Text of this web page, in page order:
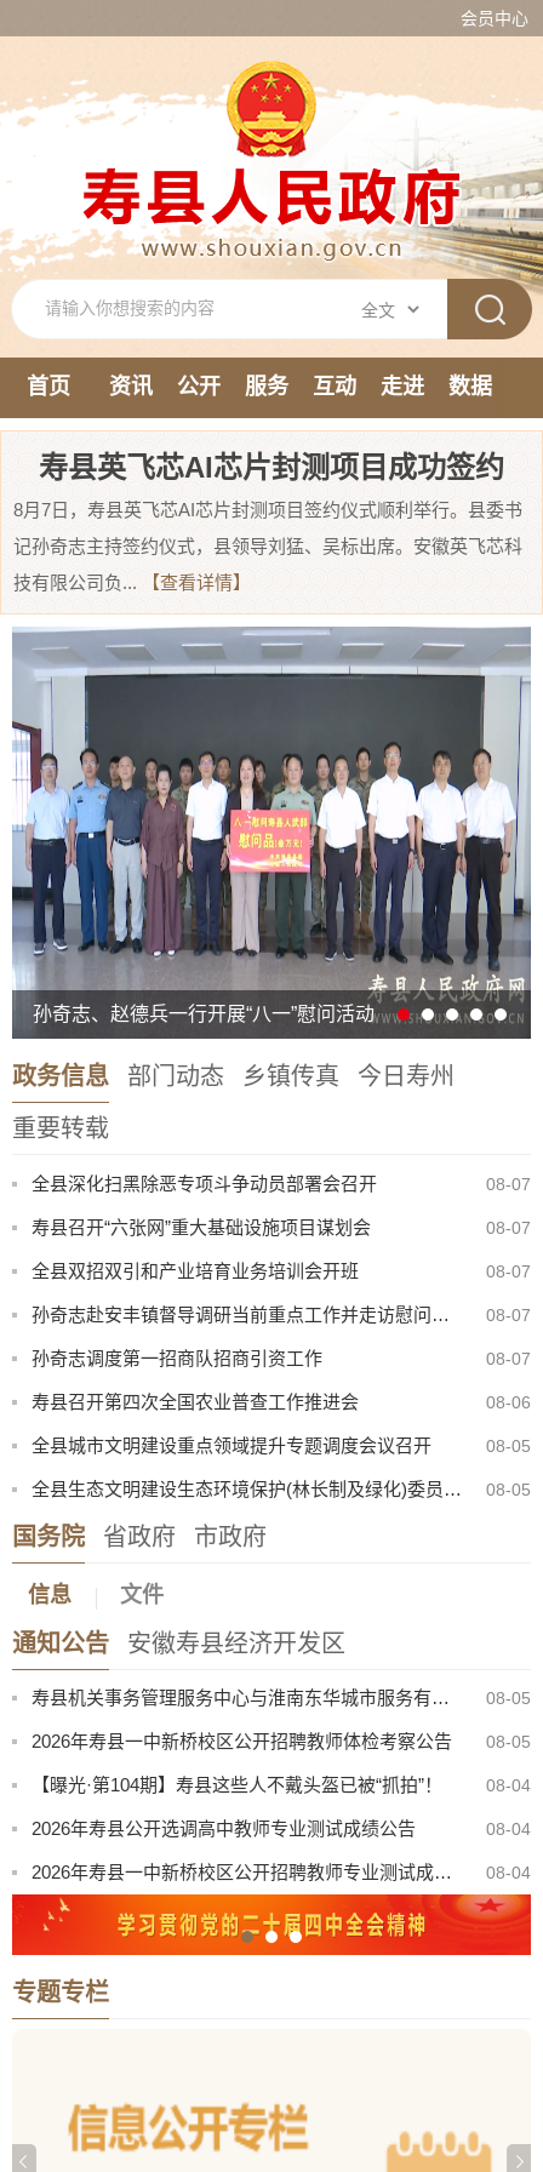
会员中心
首页 资讯 公开 服务 互动 走进
数据
新媒体
寿县英飞芯AI芯片封测项目成功签约
8月7日，寿县英飞芯AI芯片封测项目签约仪式顺利举行。县委书
记孙奇志主持签约仪式，县领导刘猛、吴标出席。安徽英飞芯科
技有限公司负...
【查看详情】
孙奇志、赵德兵一行开展“八一”慰问活动
政务信息 部门动态 乡镇传真
今日寿州
重要转载
全县深化扫黑除恶专项斗争动员部署会召开 08-07
寿县召开“六张网”重大基础设施项目谋划会 08-07
全县双招双引和产业培育业务培训会开班 08-07
孙奇志赴安丰镇督导调研当前重点工作并走访慰问特困家庭 08-07
孙奇志调度第一招商队招商引资工作 08-07
寿县召开第四次全国农业普查工作推进会 08-06
全县城市文明建设重点领域提升专题调度会议召开 08-05
全县生态文明建设生态环境保护(林长制及绿化)委员会2026年第二次会议召开 08-05
国务院 省政府 市政府
信息 文件
通知公告 安徽寿县经济开发区
八月卫生防病提示：酷暑炎夏，筑牢健康防线
寿县中医院康复楼外加电梯处置（二次）谈判公告
寿县机关事务管理服务中心与淮南东华城市服务有限公司联合公开招聘物业服务工作人员公告 08-05
2026年寿县一中新桥校区公开招聘教师体检考察公告 08-05
【曝光·第104期】寿县这些人不戴头盔已被“抓拍”！ 08-04
2026年寿县公开选调高中教师专业测试成绩公告 08-04
2026年寿县一中新桥校区公开招聘教师专业测试成绩公告 08-04
“寿州古城杯”寿县第三届青歌赛决赛公告 08-03
关于召开寿县珍珠泉、淮南王墓景点门票听证会有关事项公告 08-03
8月份县直部门领导干部接访安排表
寿县机关事务管理服务中心与淮南东华城市服务有限公司联合公开招聘物业服务工作人员公告
专题专栏